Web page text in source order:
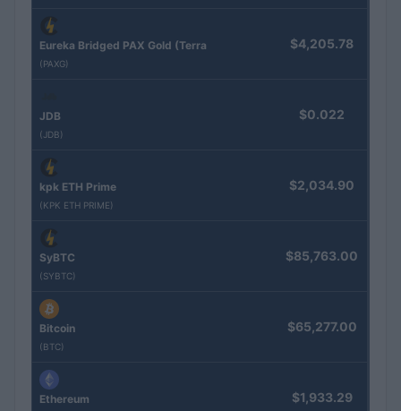
Eureka Bridged PAX Gold (Terra
(PAXG)
$4,205.78
JDB
(JDB)
$0.022
kpk ETH Prime
(KPK ETH PRIME)
$2,034.90
SyBTC
(SYBTC)
$85,763.00
Bitcoin
(BTC)
$65,277.00
Ethereum $1,933.29